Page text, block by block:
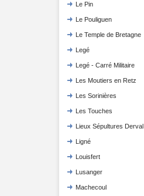
Le Pin
Le Pouliguen
Le Temple de Bretagne
Legé
Legé - Carré Militaire
Les Moutiers en Retz
Les Sorinières
Les Touches
Lieux Sépultures Derval
Ligné
Louisfert
Lusanger
Machecoul